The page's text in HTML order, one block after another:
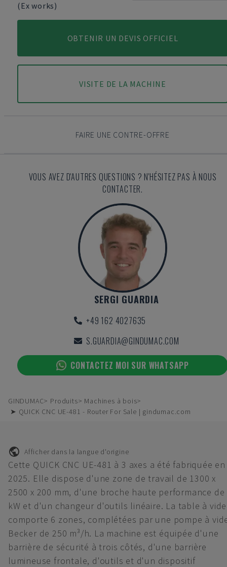
(Ex works)
OBTENIR UN DEVIS OFFICIEL
VISITE DE LA MACHINE
FAIRE UNE CONTRE-OFFRE
VOUS AVEZ D'AUTRES QUESTIONS ? N'HÉSITEZ PAS À NOUS
CONTACTER.
SERGI GUARDIA
+49 162 4027635
S.GUARDIA@GINDUMAC.COM
CONTACTEZ MOI SUR WHATSAPP
GINDUMAC Produits
Machines à bois
➤ QUICK CNC UE-481 - Router For Sale | gindumac.com
Afficher dans la langue d'origine
Cette QUICK CNC UE-481 à 3 axes a été fabriquée en
2025. Elle dispose d'une zone de travail de 1300 x
2500 x 200 mm, d'une broche haute performance de
kW et d'un changeur d'outils linéaire. La table à vide
comporte 6 zones, complétées par une pompe à
Becker de 250 m³/h. La machine est équipée d'une
barrière de sécurité à trois côtés, d'une barrière
lumineuse frontale, d'outils et d'un dispositif